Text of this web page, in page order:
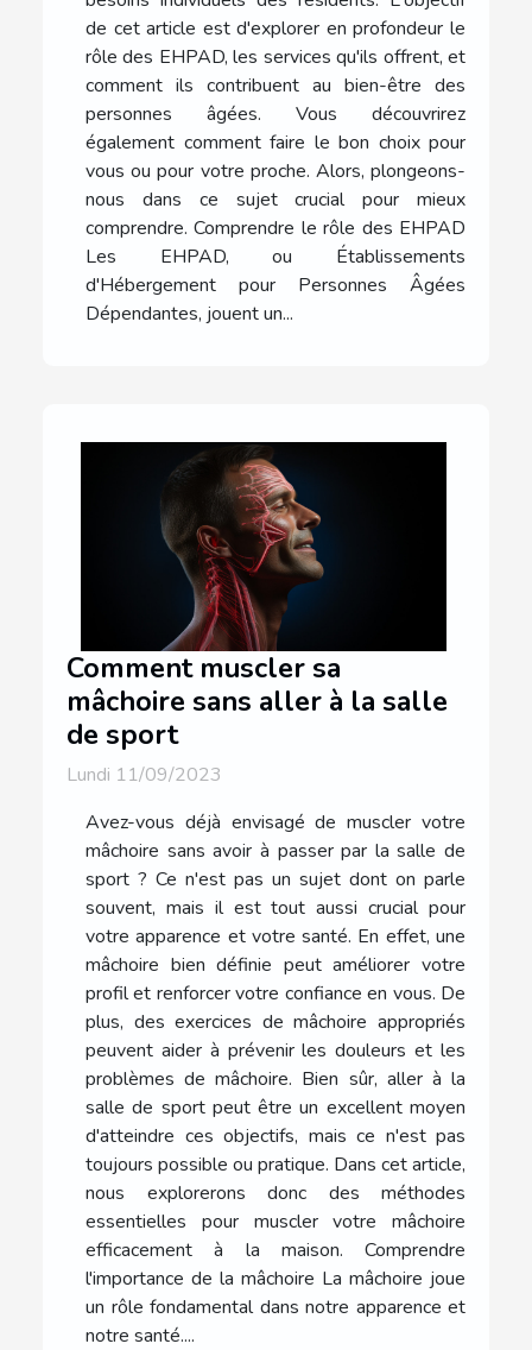
de cet article est d'explorer en profondeur le
rôle des EHPAD, les services qu'ils offrent, et
comment ils contribuent au bien-être des
personnes âgées. Vous découvrirez
également comment faire le bon choix pour
vous ou pour votre proche. Alors, plongeons-
nous dans ce sujet crucial pour mieux
comprendre. Comprendre le rôle des EHPAD
Les EHPAD, ou Établissements
d'Hébergement pour Personnes Âgées
Dépendantes, jouent un...
Comment muscler sa
mâchoire sans aller à la salle
de sport
Lundi 11/09/2023
Avez-vous déjà envisagé de muscler votre
mâchoire sans avoir à passer par la salle de
sport ? Ce n'est pas un sujet dont on parle
souvent, mais il est tout aussi crucial pour
votre apparence et votre santé. En effet, une
mâchoire bien définie peut améliorer votre
profil et renforcer votre confiance en vous. De
plus, des exercices de mâchoire appropriés
peuvent aider à prévenir les douleurs et les
problèmes de mâchoire. Bien sûr, aller à la
salle de sport peut être un excellent moyen
d'atteindre ces objectifs, mais ce n'est pas
toujours possible ou pratique. Dans cet article,
nous explorerons donc des méthodes
essentielles pour muscler votre mâchoire
efficacement à la maison. Comprendre
l'importance de la mâchoire La mâchoire joue
un rôle fondamental dans notre apparence et
notre santé....